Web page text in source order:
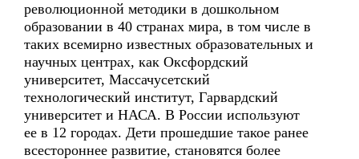
революционной методики в дошкольном
образовании в 40 странах мира, в том числе в
таких всемирно известных образовательных и
научных центрах, как Оксфордский
университет, Массачусетский
технологический институт, Гарвардский
университет и НАСА. В России используют
ее в 12 городах. Дети прошедшие такое ранее
всестороннее развитие, становятся более